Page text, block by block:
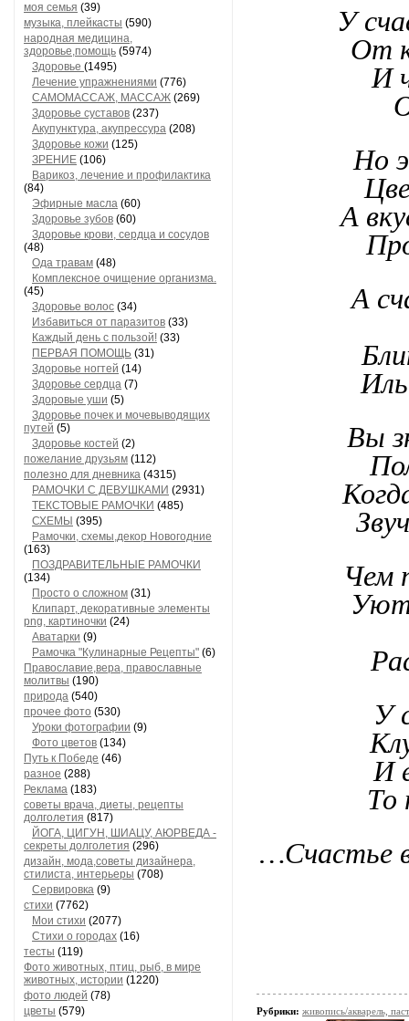
моя семья (39)
музыка, плейкасты (590)
народная медицина,
здоровье,помощь (5974)
Здоровье (1495)
Лечение упражнениями (776)
САМОМАССАЖ, МАССАЖ (269)
Здоровье суставов (237)
Акупунктура, акупрессура (208)
Здоровье кожи (125)
ЗРЕНИЕ (106)
Варикоз, лечение и профилактика
(84)
Эфирные масла (60)
Здоровье зубов (60)
Здоровье крови, сердца и сосудов
(48)
Ода травам (48)
Комплексное очищение организма.
(45)
Здоровье волос (34)
Избавиться от паразитов (33)
Каждый день с пользой! (33)
ПЕРВАЯ ПОМОЩЬ (31)
Здоровье ногтей (14)
Здоровье сердца (7)
Здоровые уши (5)
Здоровье почек и мочевыводящих
путей (5)
Здоровье костей (2)
пожелание друзьям (112)
полезно для дневника (4315)
РАМОЧКИ С ДЕВУШКАМИ (2931)
ТЕКСТОВЫЕ РАМОЧКИ (485)
СХЕМЫ (395)
Рамочки, схемы,декор Новогодние
(163)
ПОЗДРАВИТЕЛЬНЫЕ РАМОЧКИ
(134)
Просто о сложном (31)
Клипарт, декоративные элементы
png, картиночки (24)
Аватарки (9)
Рамочка "Кулинарные Рецепты" (6)
Православие,вера, православные
молитвы (190)
природа (540)
прочее фото (530)
Уроки фотографии (9)
Фото цветов (134)
Путь к Победе (46)
разное (288)
Реклама (183)
советы врача, диеты, рецепты
долголетия (817)
ЙОГА, ЦИГУН, ШИАЦУ, АЮРВЕДА -
секреты долголетия (296)
дизайн, мода,советы дизайнера,
стилиста, интерьеры (708)
Сервировка (9)
стихи (7762)
Мои стихи (2077)
Стихи о городах (16)
тесты (119)
Фото животных, птиц, рыб, в мире
животных, истории (1220)
фото людей (78)
цветы (579)
У
От
И
Но
А
А
Вы
Чем
У
И
То
…Счастье в
Рубрики: живопись/акварель,